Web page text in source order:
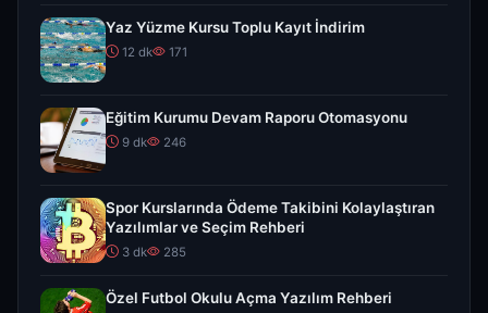
Yaz Yüzme Kursu Toplu Kayıt İndirim
12 dk 171
Eğitim Kurumu Devam Raporu Otomasyonu
9 dk 246
Spor Kurslarında Ödeme Takibini Kolaylaştıran
Yazılımlar ve Seçim Rehberi
3 dk 285
Özel Futbol Okulu Açma Yazılım Rehberi